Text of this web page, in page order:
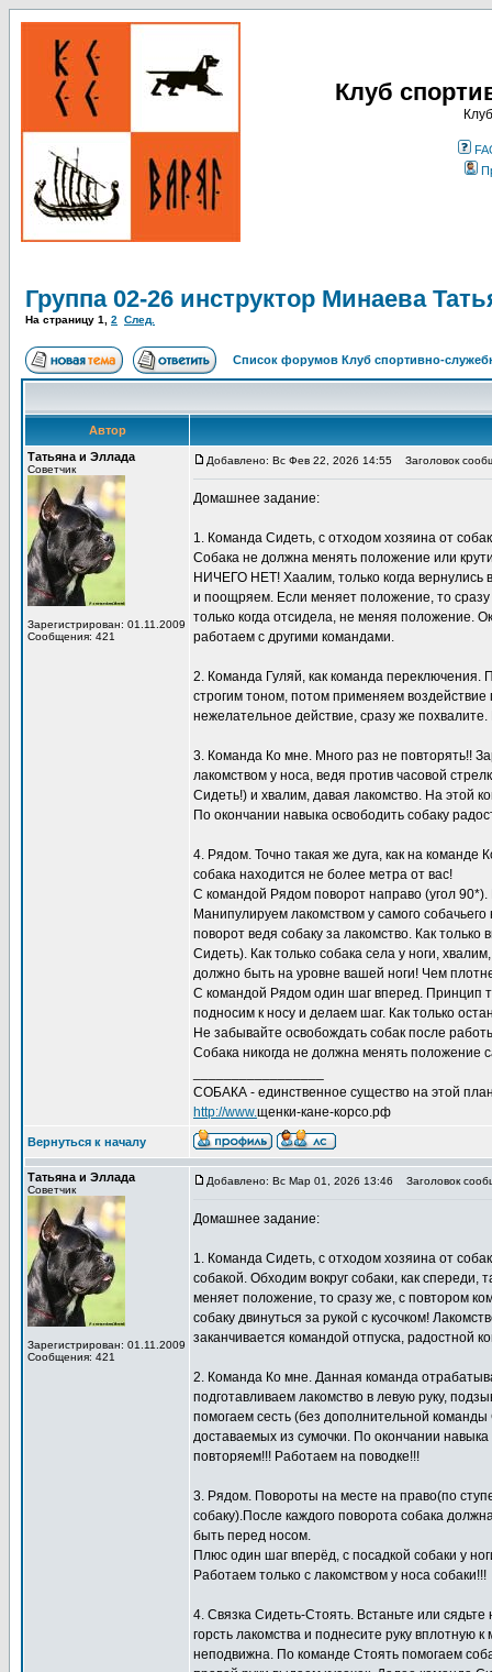
Клуб
Группа 02-26 инструктор Минаева
На страницу 1 2 След.
Список форумов Клуб спортивно-
Автор
Татьяна и Эллада
Советчик
Зарегистрирован: 01.11.2009
Сообщения: 421
Добавлено: Вс Фев 22, 2026 14:55 Заголовок
Домашнее задание:
1. Команда Сидеть, с отходом хозяина от
Собака не должна менять положение или
НИЧЕГО НЕТ! Хаалим, только когда вернулись
и поощряем. Если меняет положение, то
только когда отсидела, не меняя положение.
работаем с другими командами.
2. Команда Гуляй, как команда
строгим тоном, потом применяем воздействие
нежелательное действие, сразу же
3. Команда Ко мне. Много раз не повторять!!
лакомством у носа, ведя против часовой
Сидеть!) и хвалим, давая лакомство. На этой
По окончании навыка освободить собаку
4. Рядом. Точно такая же дуга, как на команде
собака находится не более метра от вас!
С командой Рядом поворот направо (угол 90*).
Манипулируем лакомством у самого
поворот ведя собаку за лакомство. Как
Сидеть). Как только собака села у ноги,
должно быть на уровне вашей ноги! Чем
С командой Рядом один шаг вперед. Принцип
подносим к носу и делаем шаг. Как только
Не забывайте освобождать собак после
Собака никогда не должна менять положение
СОБАКА - единственное существо на этой
http://www.щенки-кане-корсо.рф
Вернуться к началу
Татьяна и Эллада
Советчик
Зарегистрирован: 01.11.2009
Сообщения: 421
Добавлено: Вс Мар 01, 2026 13:46 Заголовок
Домашнее задание:
1. Команда Сидеть, с отходом хозяина от
собакой. Обходим вокруг собаки, как спереди,
меняет положение, то сразу же, с повтором
собаку двинуться за рукой с кусочком!
заканчивается командой отпуска, радостной
2. Команда Ко мне. Данная команда
подготавливаем лакомство в левую руку,
помогаем сесть (без дополнительной
доставаемых из сумочки. По окончании
повторяем!!! Работаем на поводке!!!
3. Рядом. Повороты на месте на право(по
собаку).После каждого поворота собака
быть перед носом.
Плюс один шаг вперёд, с посадкой собаки у
Работаем только с лакомством у носа собаки!!!
4. Связка Сидеть-Стоять. Встаньте или
горсть лакомства и поднесите руку вплотную
неподвижна. По команде Стоять помогаем